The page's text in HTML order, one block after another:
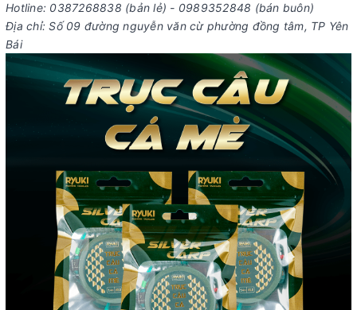
Hotline: 0387268838 (bản lẻ) - 0989352848 (bán buôn)
Địa chỉ: Số 09 đường nguyễn văn cừ phường đồng tâm, TP Yên
Bái